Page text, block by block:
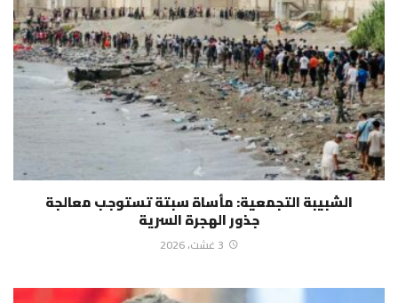
الشبيبة التجمعية: مأساة سبتة تستوجب معالجة
جذور الهجرة السرية
3 غشت، 2026